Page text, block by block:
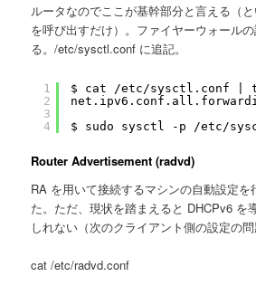
ルータなのでここが基幹部分と言える（
を呼び出すだけ）。ファイヤーウォール
る。/etc/sysctl.conf に追記。
1
2
3
4
$ cat /etc/sysctl.conf |
$ sudo sysctl -p /etc/
Router Advertisement (radvd)
RA を用いて接続するマシンの自動設定
た。ただ、現状を踏まえると DHCPv6 を
しれない（次のクライアント側の設定の問
cat /etc/radvd.conf